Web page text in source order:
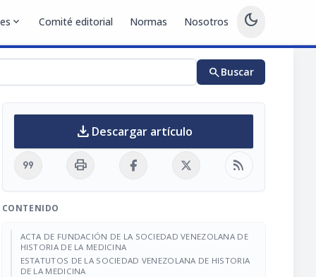
expand_more Comité editorial Normas Nosotros dark_mode
searchBuscar
download Descargar artículo
format_quote print rss_feed
CONTENIDO
ACTA DE FUNDACIÓN DE LA SOCIEDAD VENEZOLANA DE
HISTORIA DE LA MEDICINA
ESTATUTOS DE LA SOCIEDAD VENEZOLANA DE HISTORIA
DE LA MEDICINA